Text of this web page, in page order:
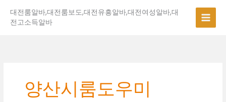
대전룸알바,대전룸보도,대전유흥알바,대전여성알바,대
전고소득알바
양산시룸도우미